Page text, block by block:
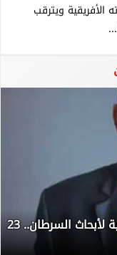
الأفريقية ويترقب
انطلاق المؤتمر السنوي للجمعية المصرية لأبحاث السرطان.. 23